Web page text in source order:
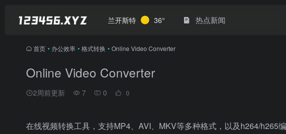
兰开斯特 36° 热点新闻
首页 • 办公效率 • 格式转换 • Online Video Converter
Online Video Converter
2周前更新 7 0 0
在线视频转换工具，支持MP4、AVI、MKV等多种格式，以及h264/h265编